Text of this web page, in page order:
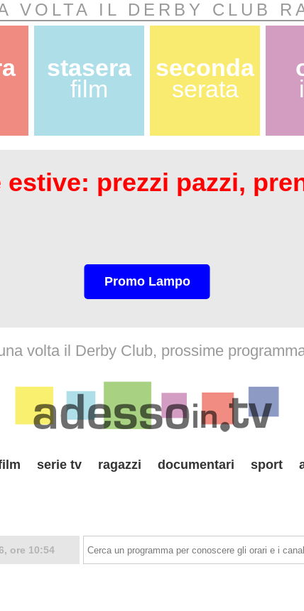
VOLTA IL DERBY CLUB
stasera
film
seconda
serata
estive: prezzi pazzi,
Promo Lampo
volta il Derby Club, prossime
serie tv ragazzi documentari sport
ore 10:54